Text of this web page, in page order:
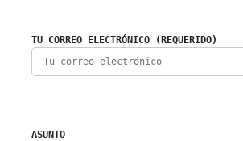
TU CORREO ELECTRÓNICO (REQUERIDO)
ASUNTO